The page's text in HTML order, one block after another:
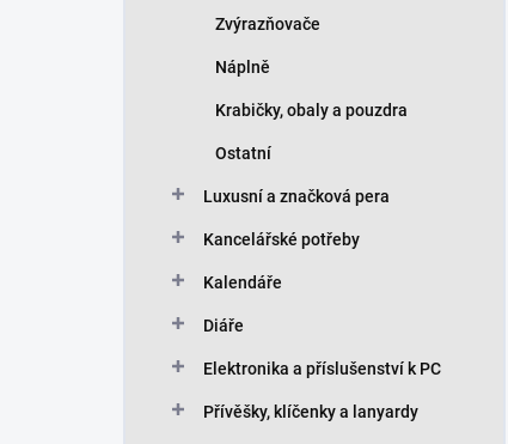
Zvýrazňovače
Náplně
Krabičky, obaly a pouzdra
Ostatní
Luxusní a značková pera
Kancelářské potřeby
Kalendáře
Diáře
Elektronika a příslušenství k PC
Přívěšky, klíčenky a lanyardy